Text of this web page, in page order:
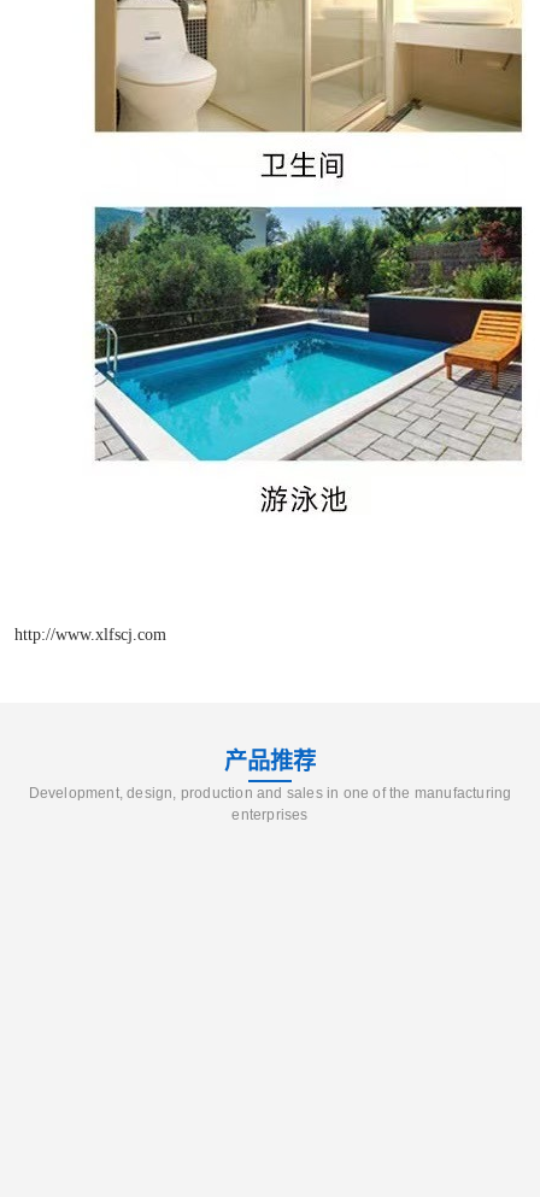
http://www.xlfscj.com
产品推荐
Development, design, production and sales in one of the manufacturing
enterprises